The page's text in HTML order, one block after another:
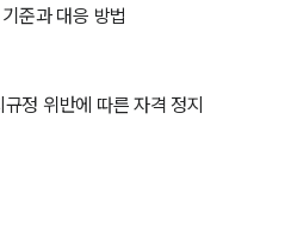
준과 대응 방법
정 위반에 따른 자격 정지